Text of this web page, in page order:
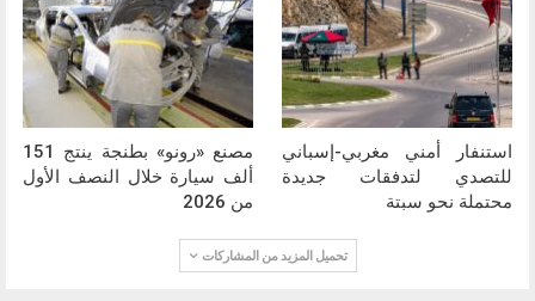
استنفار أمني مغربي-إسباني
للتصدي لتدفقات جديدة
محتملة نحو سبتة
مصنع «رونو» بطنجة ينتج 151
ألف سيارة خلال النصف الأول
من 2026
تحميل المزيد من المشاركات